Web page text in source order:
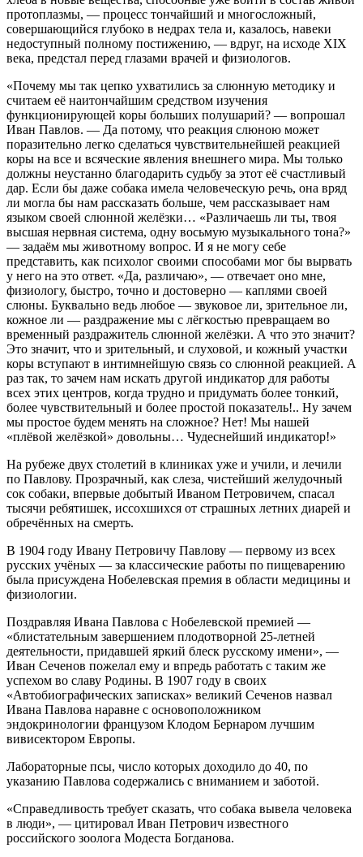
протоплазмы, — процесс тончайший и многосложный,
совершающийся глубоко в недрах тела и, казалось, навеки
недоступный полному постижению, — вдруг, на исходе ХIХ
века, предстал перед глазами врачей и физиологов.
«Почему мы так цепко ухватились за слюнную методику и
считаем её наитончайшим средством изучения
функционирующей коры больших полушарий? — вопрошал
Иван Павлов. — Да потому, что реакция слюною может
поразительно легко сделаться чувствительнейшей реакцией
коры на все и всяческие явления внешнего мира. Мы только
должны неустанно благодарить судьбу за этот её счастливый
дар. Если бы даже собака имела человеческую речь, она вряд
ли могла бы нам рассказать больше, чем рассказывает нам
языком своей слюнной желёзки… «Различаешь ли ты, твоя
высшая нервная система, одну восьмую музыкального тона?»
— задаём мы животному вопрос. И я не могу себе
представить, как психолог своими способами мог бы вырвать
у него на это ответ. «Да, различаю», — отвечает оно мне,
физиологу, быстро, точно и достоверно — каплями своей
слюны. Буквально ведь любое — звуковое ли, зрительное ли,
кожное ли — раздражение мы с лёгкостью превращаем во
временный раздражитель слюнной желёзки. А что это значит?
Это значит, что и зрительный, и слуховой, и кожный участки
коры вступают в интимнейшую связь со слюнной реакцией. А
раз так, то зачем нам искать другой индикатор для работы
всех этих центров, когда трудно и придумать более тонкий,
более чувствительный и более простой показатель!.. Ну зачем
мы простое будем менять на сложное? Нет! Мы нашей
«плёвой желёзкой» довольны… Чудеснейший индикатор!»
На рубеже двух столетий в клиниках уже и учили, и лечили
по Павлову. Прозрачный, как слеза, чистейший желудочный
сок собаки, впервые добытый Иваном Петровичем, спасал
тысячи ребятишек, иссохшихся от страшных летних диарей и
обречённых на смерть.
В 1904 году Ивану Петровичу Павлову — первому из всех
русских учёных — за классические работы по пищеварению
была присуждена Нобелевская премия в области медицины и
физиологии.
Поздравляя Ивана Павлова с Нобелевской премией —
«блистательным завершением плодотворной 25-летней
деятельности, придавшей яркий блеск русскому имени», —
Иван Сеченов пожелал ему и впредь работать с таким же
успехом во славу Родины. В 1907 году в своих
«Автобиографических записках» великий Сеченов назвал
Ивана Павлова наравне с основоположником
эндокринологии французом Клодом Бернаром лучшим
вивисектором Европы.
Лабораторные псы, число которых доходило до 40, по
указанию Павлова содержались с вниманием и заботой.
«Справедливость требует сказать, что собака вывела человека
в люди», — цитировал Иван Петрович известного
российского зоолога Модеста Богданова.